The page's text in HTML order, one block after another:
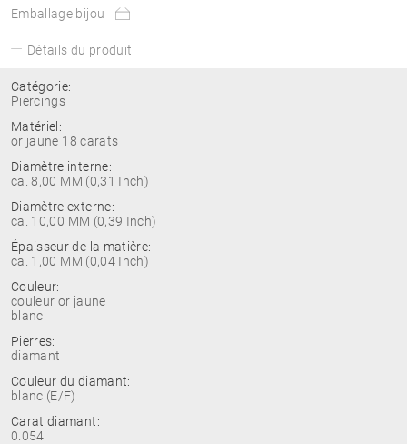
Emballage bijou
Détails du produit
Catégorie:
Piercings
Matériel:
or jaune 18 carats
Diamètre interne:
ca. 8,00 MM (0,31 Inch)
Diamètre externe:
ca. 10,00 MM (0,39 Inch)
Épaisseur de la matière:
ca. 1,00 MM (0,04 Inch)
Couleur:
couleur or jaune
blanc
Pierres:
diamant
Couleur du diamant:
blanc (E/F)
Carat diamant:
0.054